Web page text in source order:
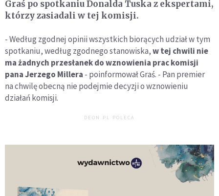
Graś po spotkaniu Donalda Tuska z ekspertami,
którzy zasiadali w tej komisji.
- Według zgodnej opinii wszystkich biorących udział w tym
spotkaniu, według zgodnego stanowiska,w tej chwili nie
ma żadnych przesłanek do wznowienia prac komisji
pana Jerzego Millera - poinformował Graś. - Pan premier
na chwilę obecną nie podejmie decyzji o wznowieniu
działań komisji.
DEON.PL POLECA